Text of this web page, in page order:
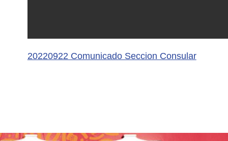
20220922 Comunicado Seccion Consular